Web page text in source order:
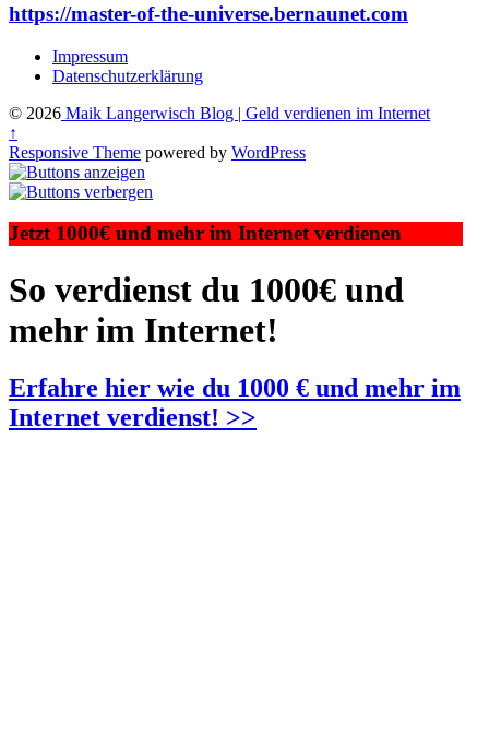
https://master-of-the-universe.bernaunet.com
Impressum
Datenschutzerklärung
© 2026 Maik Langerwisch Blog | Geld verdienen im Internet
↑
Responsive Theme powered by WordPress
Jetzt 1000€ und mehr im Internet verdienen
So verdienst du 1000€ und
mehr im Internet!
Erfahre hier wie du 1000 € und mehr im
Internet verdienst! >>